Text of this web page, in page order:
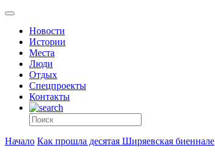
Новости
Истории
Места
Люди
Отдых
Спецпроекты
Контакты
Начало Как прошла десятая Ширяевская биеннале